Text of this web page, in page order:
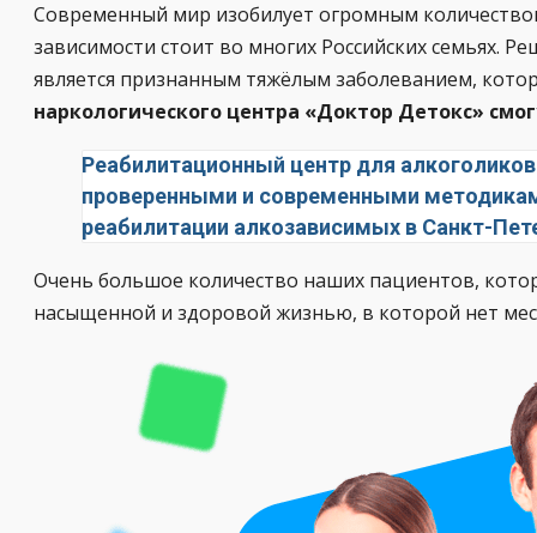
Современный мир изобилует огромным
зависимости стоит во многих Российских семьях.
является признанным тяжёлым заболеванием,
наркологического центра «Доктор Детокс»
Реабилитационный центр для
проверенными и современными
реабилитации алкозависимых в Санкт-
Очень большое количество наших пациентов,
насыщенной и здоровой жизнью, в которой нет